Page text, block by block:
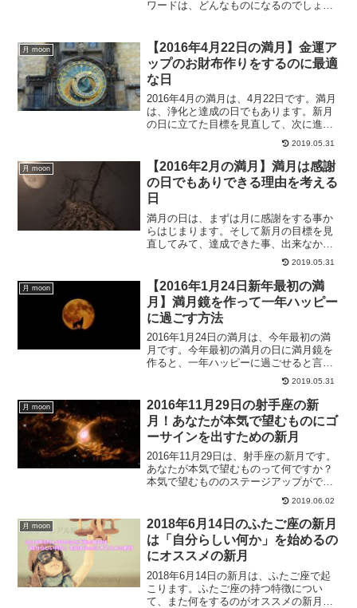
ワードは、どんなものになるのでしょう
とについて、ご紹介していきます。
月 moon
【2016年4月22日の満月】金運ア
ップのお財布作りをするのに最適
な日
2016年4月の満月は、4月22日です。満月
は、浄化と達成の日でもあります。新月
の日に立てた目標を見直して、次に進む
日です。2016年4月の満月のテーマと、4
月の満月にお財布作りをしていく事で、
金運アップに繋がる方法をご紹介してい
きます。
2019.05.31
月 moon
【2016年2月の満月】満月は感謝
の日でもありできる理由を考える
日
満月の日は、まずは月に感謝をする事か
らはじまります。そして新月の目標を見
直してみて、達成できた事、出来なかっ
た事を分けます。達成出来なかった事は
何で達成出来なかったのかを考えてみ
て、どうしたら達成出来るのかを考えて
みる日でもあります。満月の日の過ごし
方についてです。
2019.05.31
月 moon
【2016年1月24日新年最初の満
月】満月鏡を作って一年ハッピー
に過ごす方法
2016年1月24日の満月は、今年最初の満
月です。今年最初の満月の日に満月鏡を
作ると、一年ハッピーに過ごせると言わ
れています。今年最初の満月は、獅子座
の新月でもあるので恋愛成就する力も高
まります。今年最初の満月にするべき事
をお伝えします。
2019.05.31
月 moon
2016年11月29日の射手座の新
月！あなたが本気で望むものにゴ
ーサインを出すための新月
2016年11月29日は、射手座の新月です。
あなたが本気で望むものって何ですか？
本気で望むもののステージアップができ
るのが、今回の射手座の新月なのです。
いて座の新月にするべきことについて、
ご紹介していきます。
2019.06.02
月 moon
2018年6月14日のふたご座の新月
は「自分らしい何か」を始めるの
にオススメの新月
2018年6月14日の新月は、ふたご座で起
こります。ふたご座の持つ特徴につい
て、また何をするのがオススメの新月な